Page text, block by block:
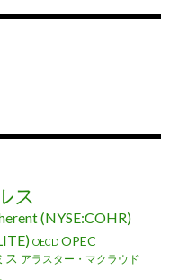
ス
(NYSE:COHR)
OECD OPEC
ス アラスター・マクラウド